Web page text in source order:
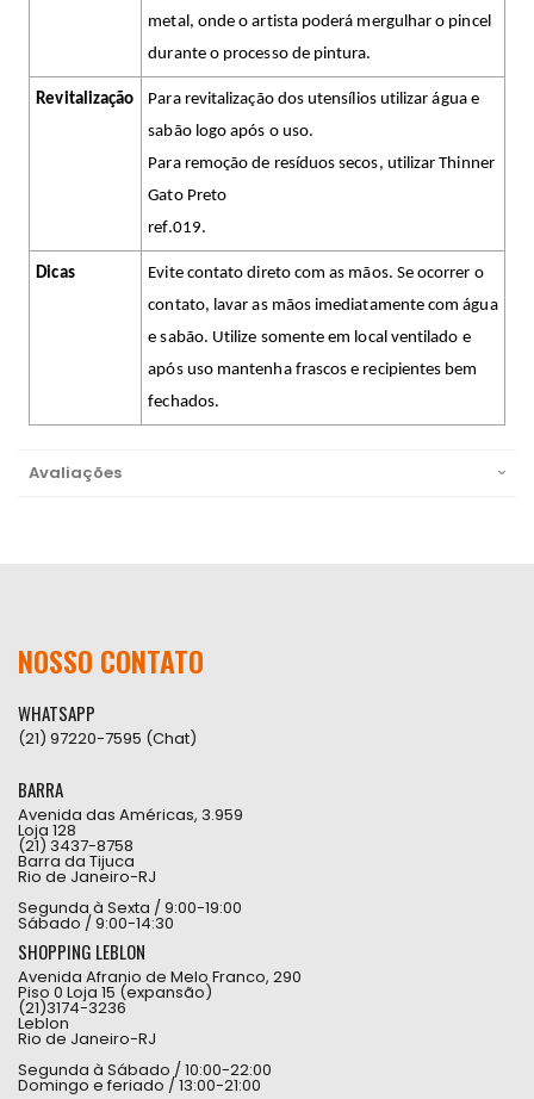
metal, onde o artista poderá mergulhar o pincel
durante o processo de pintura.
Revitalização
Para revitalização dos utensílios utilizar água e
sabão logo após o uso.
Para remoção de resíduos secos, utilizar Thinner
Gato Preto
ref.019.
Dicas
Evite contato direto com as mãos. Se ocorrer o
contato, lavar as mãos imediatamente com água
e sabão. Utilize somente em local ventilado e
após uso mantenha frascos e recipientes bem
fechados.
Avaliações
NOSSO CONTATO
WHATSAPP
(21) 97220-7595 (Chat)
BARRA
Avenida das Américas, 3.959
Loja 128
(21) 3437-8758
Barra da Tijuca
Rio de Janeiro-RJ
Segunda à Sexta / 9:00-19:00
Sábado / 9:00-14:30
SHOPPING LEBLON
Avenida Afranio de Melo Franco, 290
Piso 0 Loja 15 (expansão)
(21)3174-3236
Leblon
Rio de Janeiro-RJ
Segunda à Sábado / 10:00-22:00
Domingo e feriado / 13:00-21:00